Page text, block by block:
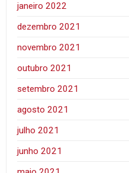
janeiro 2022
dezembro 2021
novembro 2021
outubro 2021
setembro 2021
agosto 2021
julho 2021
junho 2021